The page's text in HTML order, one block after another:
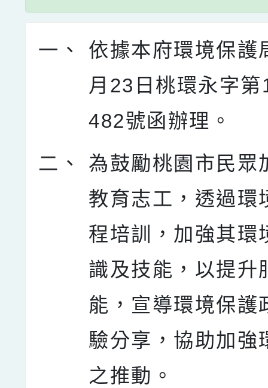
一、
依據本府環境保護
月23日桃環永字
482號函辦理。
二、
為鼓勵桃園市民眾
教育志工，透過環
程培訓，加強其環
識及技能，以提升
能，宣導環境保護
驗分享，協助加強
之推動。